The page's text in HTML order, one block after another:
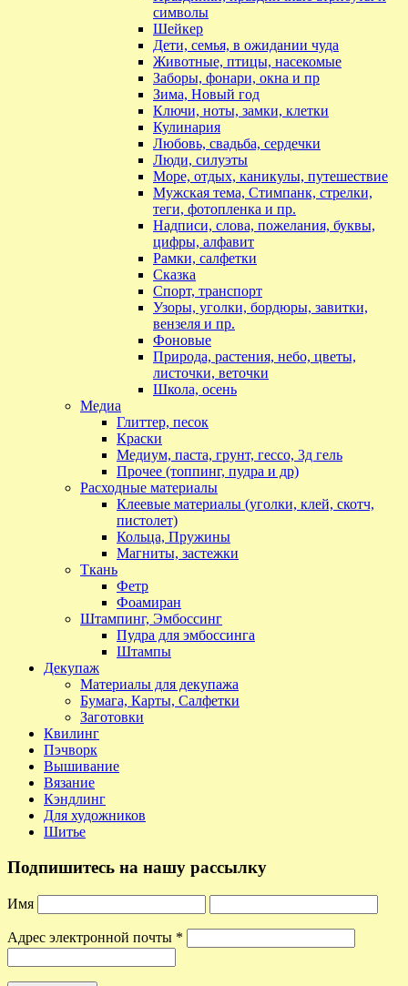
символы
Шейкер
Дети, семья, в ожидании чуда
Животные, птицы, насекомые
Заборы, фонари, окна и пр
Зима, Новый год
Ключи, ноты, замки, клетки
Кулинария
Любовь, свадьба, сердечки
Люди, силуэты
Море, отдых, каникулы, путешествие
Мужская тема, Стимпанк, стрелки,
теги, фотопленка и пр.
Надписи, слова, пожелания, буквы,
цифры, алфавит
Рамки, салфетки
Сказка
Спорт, транспорт
Узоры, уголки, бордюры, завитки,
вензеля и пр.
Фоновые
Природа, растения, небо, цветы,
листочки, веточки
Школа, осень
Медиа
Глиттер, песок
Краски
Медиум, паста, грунт, гессо, 3д гель
Прочее (топпинг, пудра и др)
Расходные материалы
Клеевые материалы (уголки, клей, скотч,
пистолет)
Кольца, Пружины
Магниты, застежки
Ткань
Фетр
Фоамиран
Штампинг, Эмбоссинг
Пудра для эмбоссинга
Штампы
Декупаж
Материалы для декупажа
Бумага, Карты, Салфетки
Заготовки
Квилинг
Пэчворк
Вышивание
Вязание
Кэндлинг
Для художников
Шитье
Подпишитесь на нашу рассылку
Имя
Адрес электронной почты *